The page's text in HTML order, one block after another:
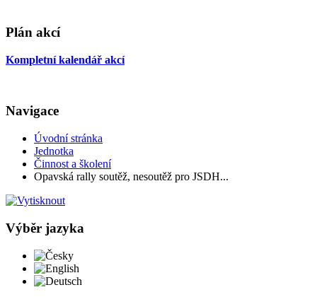
Plán akcí
Kompletní kalendář akcí
Navigace
Úvodní stránka
Jednotka
Činnost a školení
Opavská rally soutěž, nesoutěž pro JSDH...
Výběr jazyka
Česky